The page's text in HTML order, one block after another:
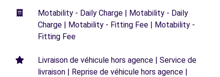
Motability - Daily Charge | Motability - Daily
Charge | Motability - Fitting Fee | Motability -
Fitting Fee
Livraison de véhicule hors agence | Service de
livraison | Reprise de véhicule hors agence |